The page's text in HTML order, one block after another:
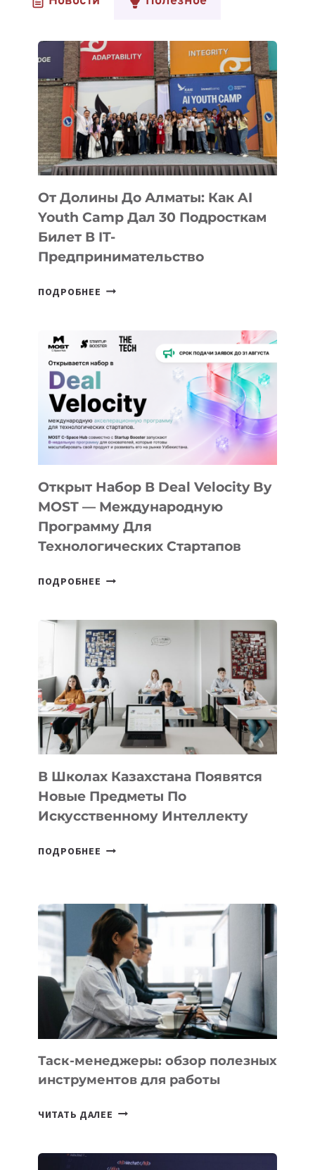
От Долины До Алматы: Как AI
Youth Camp Дал 30 Подросткам
Билет В IT-
Предпринимательство
ПОДРОБНЕЕ ОТ
АЛМАТЫ:
КАК
AI
YOUTH
CAMP
ДАЛ
30
ПОДРОСТКАМ
БИЛЕТ
В
ПРЕДПРИНИМАТЕЛЬСТВО
Открыт Набор В Deal Velocity By
MOST — Международную
Программу Для
Технологических Стартапов
ПОДРОБНЕЕ ОТКРЫТ
DEAL
VELOCITY
BY
MOST
—
МЕЖДУНАРОДНУЮ
ПРОГРАММУ
ДЛЯ
ТЕХНОЛОГИЧЕСКИХ
В Школах Казахстана Появятся
Новые Предметы По
Искусственному Интеллекту
ПОДРОБНЕЕ
НОВЫЕ
ПРЕДМЕТЫ
ПО
ИСКУССТВЕННОМУ
ИНТЕЛЛЕКТУ
Таск-менеджеры: обзор полезных
инструментов для работы
ЧИТАТЬ ДАЛЕЕ ТАСК-
ПОЛЕЗНЫХ